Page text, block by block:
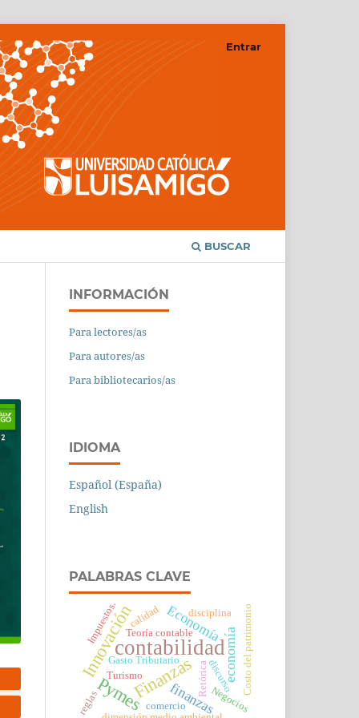
BUSCAR
Entrar
INFORMACIÓN
Para lectores/as
Para autores/as
Para bibliotecarios/as
IDIOMA
Español (España)
English
PALABRAS CLAVE
contabilidad
Finanzas
Innovación
Pymes
Economía
finanzas
economía
Retóricadiscurso
Gasto Tributario
Impuestos. Teoría contable
Turismo
Negocios
calidad
comercio
Costo del patrimonio
reglas
disciplina